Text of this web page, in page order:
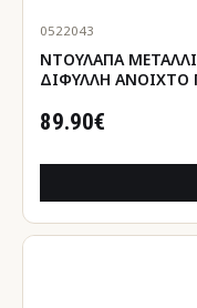
0522043
ΝΤΟΥΛΑΠΑ
ΔΙΦΥΛΛΗ ΑΝΟΙΧΤΟ
89.90€